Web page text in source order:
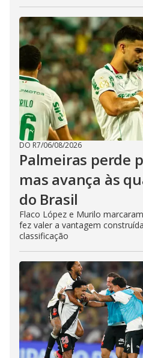
DO R7/06/08/2026
Palmeiras perde
mas avança às
do Brasil
Flaco López e Murilo
fez valer a vantagem
classificação